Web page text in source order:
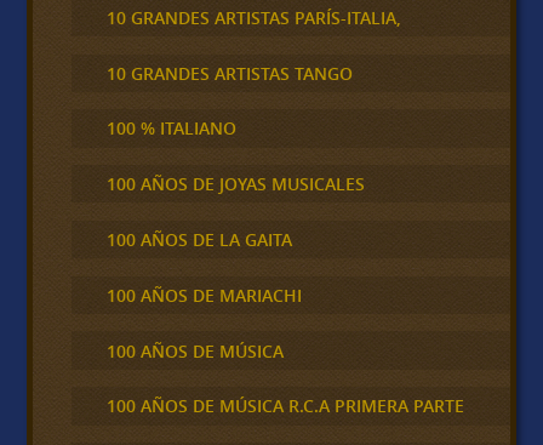
10 GRANDES ARTISTAS PARÍS-ITALIA,
10 GRANDES ARTISTAS TANGO
100 % ITALIANO
100 AÑOS DE JOYAS MUSICALES
100 AÑOS DE LA GAITA
100 AÑOS DE MARIACHI
100 AÑOS DE MÚSICA
100 AÑOS DE MÚSICA R.C.A PRIMERA PARTE